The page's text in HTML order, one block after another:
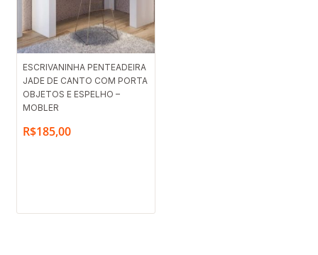
ESCRIVANINHA PENTEADEIRA
JADE DE CANTO COM PORTA
OBJETOS E ESPELHO –
MOBLER
R$185,00